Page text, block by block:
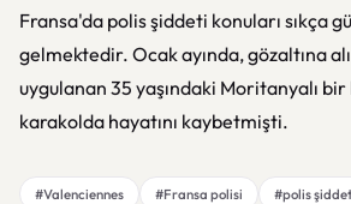
Fransa'da polis şiddeti konuları sıkça
gelmektedir. Ocak ayında, gözaltına
uygulanan 35 yaşındaki Moritanyalı
karakolda hayatını kaybetmişti.
#Valenciennes #Fransa polisi #polis